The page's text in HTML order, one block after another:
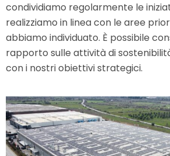
condividiamo regolarmente le
realizziamo in linea con le aree
abbiamo individuato. È possibile
rapporto sulle attività di
con i nostri obiettivi strategici.